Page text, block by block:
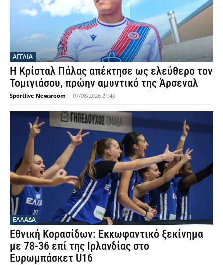
ΑΓΓΛΙΑ
Η Κρίσταλ Πάλας απέκτησε ως ελεύθερο τον
Τομιγιάσου, πρώην αμυντικό της Άρσεναλ
Sportlive Newsroom - 07/08/2026 21:40
ΕΛΛΑΔΑ
Εθνική Κορασίδων: Εκκωφαντικό ξεκίνημα
με 78-36 επί της Ιρλανδίας στο
Ευρωμπάσκετ U16